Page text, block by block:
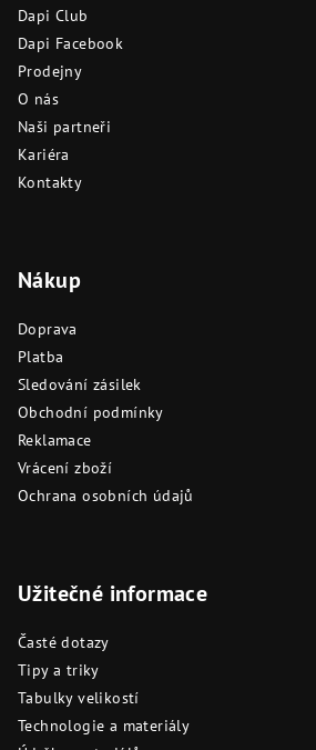
Dapi Club
Dapi Facebook
Prodejny
O nás
Naši partneři
Kariéra
Kontakty
Nákup
Doprava
Platba
Sledování zásilek
Obchodní podmínky
Reklamace
Vrácení zboží
Ochrana osobních údajů
Užitečné informace
Časté dotazy
Tipy a triky
Tabulky velikostí
Technologie a materiály